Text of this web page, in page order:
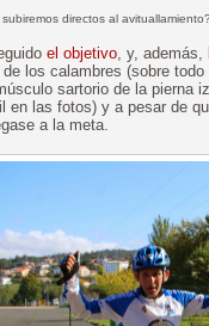
directos al
el objetivo, y, además,
los calambres (sobre
sartorio de la pierna
en las fotos) y a pesar de
a la meta.